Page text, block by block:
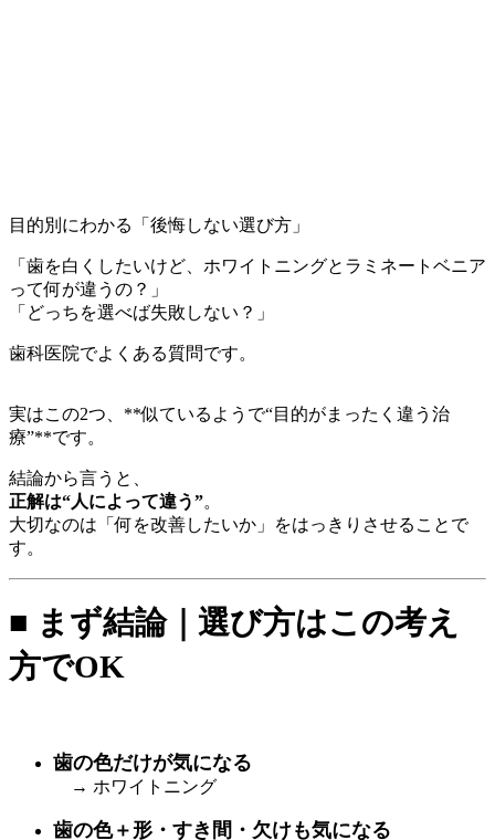
目的別にわかる「後悔しない選び方」
「歯を白くしたいけど、ホワイトニングとラミネートベニア
って何が違うの？」
「どっちを選べば失敗しない？」
歯科医院でよくある質問です。
実はこの2つ、**似ているようで“目的がまったく違う治
療”**です。
結論から言うと、
正解は“人によって違う”。
大切なのは「何を改善したいか」をはっきりさせることで
す。
■ まず結論｜選び方はこの考え
方でOK
歯の色だけが気になる
→ ホワイトニング
歯の色＋形・すき間・欠けも気になる